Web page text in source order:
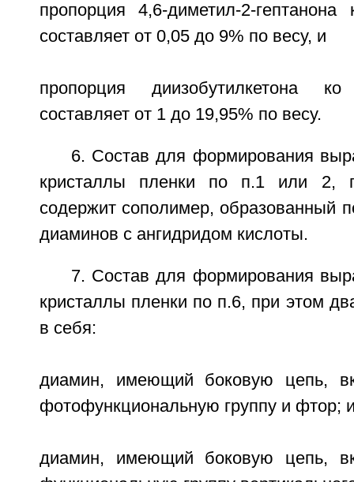
пропорция 4,6-диметил-2-
составляет от 0,05 до 9% по весу, и
пропорция диизобутилкетона
составляет от 1 до 19,95% по весу.
6. Состав для формирования
кристаллы пленки по п.1 или 2,
содержит сополимер, образованный
диаминов с ангидридом кислоты.
7. Состав для формирования
кристаллы пленки по п.6, при этом
в себя:
диамин, имеющий боковую цепь,
фотофункциональную группу и фтор;
диамин, имеющий боковую цепь,